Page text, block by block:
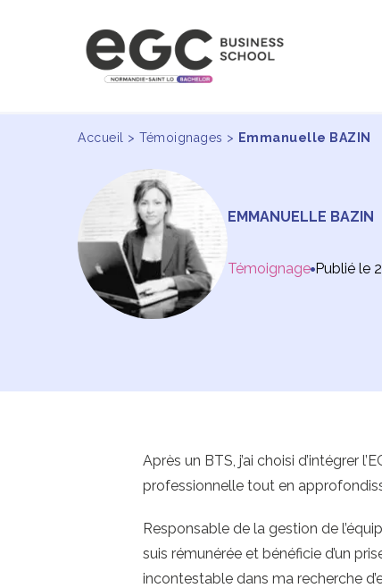
Accueil >Témoignages > Emmanuelle BAZIN
EMMANUELLE BAZIN
Témoignage Publié le
Après un BTS, j’ai choisi d’intégrer
professionnelle tout en
Responsable de la gestion de
suis rémunérée et bénéficie d’un
incontestable dans ma recherche